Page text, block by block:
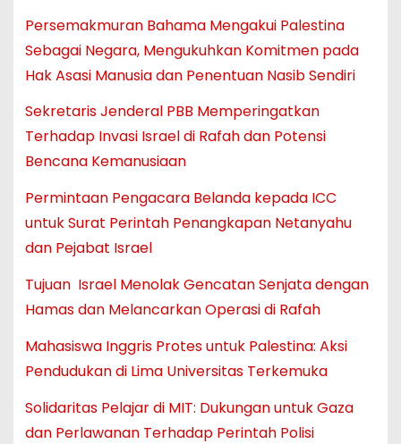
Persemakmuran Bahama Mengakui Palestina
Sebagai Negara, Mengukuhkan Komitmen pada
Hak Asasi Manusia dan Penentuan Nasib Sendiri
Sekretaris Jenderal PBB Memperingatkan
Terhadap Invasi Israel di Rafah dan Potensi
Bencana Kemanusiaan
Permintaan Pengacara Belanda kepada ICC
untuk Surat Perintah Penangkapan Netanyahu
dan Pejabat Israel
Tujuan Israel Menolak Gencatan Senjata dengan
Hamas dan Melancarkan Operasi di Rafah
Mahasiswa Inggris Protes untuk Palestina: Aksi
Pendudukan di Lima Universitas Terkemuka
Solidaritas Pelajar di MIT: Dukungan untuk Gaza
dan Perlawanan Terhadap Perintah Polisi